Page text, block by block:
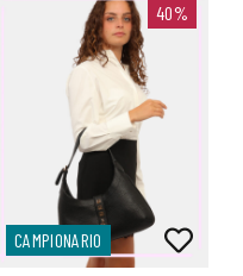
40%
CAMPIONARIO